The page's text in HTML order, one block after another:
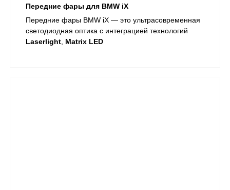
Передние фары для BMW iX
Передние фары BMW iX — это ультрасовременная
светодиодная оптика с интеграцией технологий
Laserlight Matrix LED